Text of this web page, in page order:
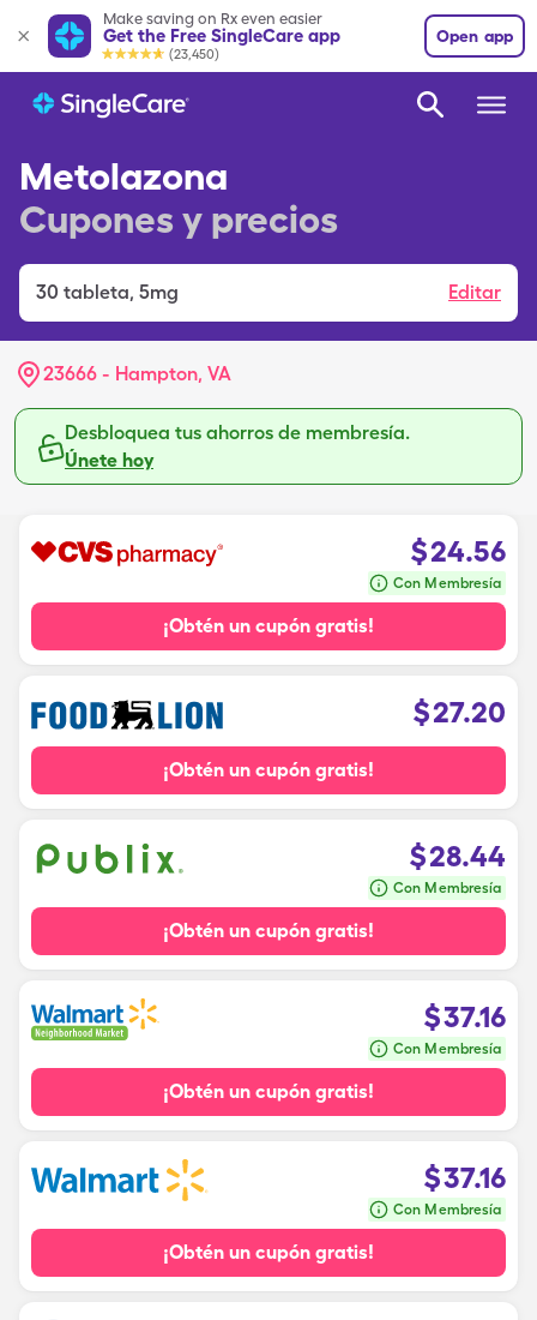
Make saving on Rx even easier
Get the Free SingleCare app
(23,450)
Open app
Metolazona
Cupones y precios
30 tableta, 5mg Editar
23666 - Hampton, VA
Desbloquea tus ahorros de membresía.
Únete hoy
$24.56
Con Membresía
¡Obtén un cupón gratis!
$27.20
¡Obtén un cupón gratis!
$28.44
Con Membresía
¡Obtén un cupón gratis!
$37.16
Con Membresía
¡Obtén un cupón gratis!
$37.16
Con Membresía
¡Obtén un cupón gratis!